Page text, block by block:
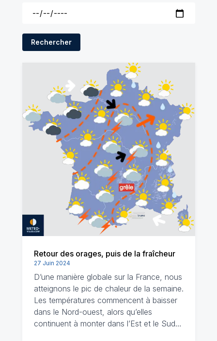
Rechercher
Retour des orages, puis de la fraîcheur
27 Juin 2024
D’une manière globale sur la France, nous
atteignons le pic de chaleur de la semaine.
Les températures commencent à baisser
dans le Nord-ouest, alors qu’elles
continuent à monter dans l’Est et le Sud…